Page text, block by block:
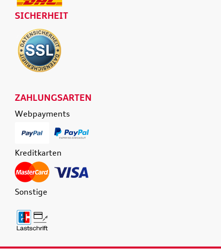
SICHERHEIT
ZAHLUNGSARTEN
Webpayments
Kreditkarten
Sonstige